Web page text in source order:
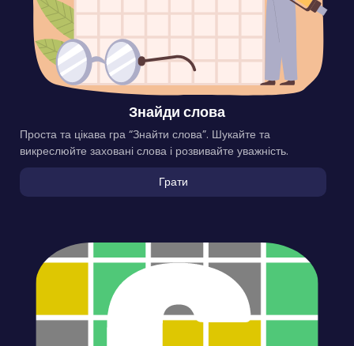
Знайди слова
Проста та цікава гра “Знайти слова”. Шукайте та
викреслюйте заховані слова і розвивайте уважність.
Грати